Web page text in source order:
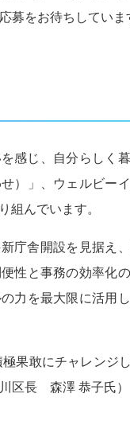
募をお待ちしていま
感じ、自分らしく
）」、ウェルビー
組んでいます。
庁舎開設を見据え
性と事務の効率化
力を最大限に活用
果敢にチャレンジ
区長 森澤 恭子氏）